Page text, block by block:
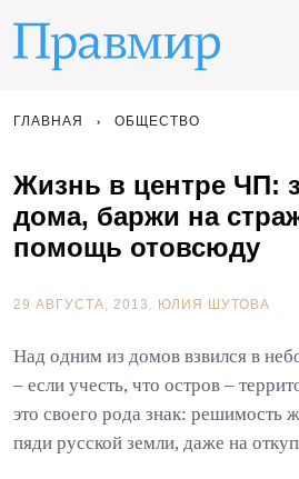
ГЛАВНАЯ ОБЩЕСТВО
Жизнь в центре ЧП:
дома, баржи на
помощь отовсюду
29 АВГУСТА, 2013. ЮЛИЯ ШУТОВА
Над одним из домов взвился в
– если учесть, что остров –
это своего рода знак: решимость
пяди русской земли, даже на